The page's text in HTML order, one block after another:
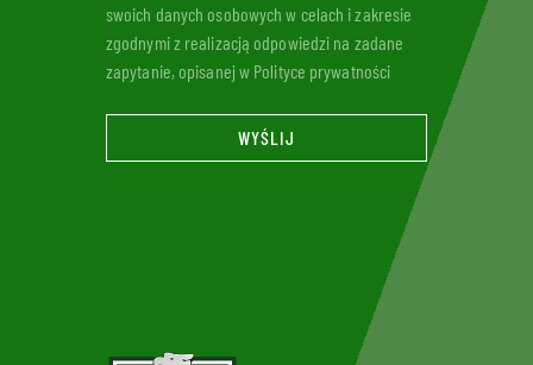
swoich danych osobowych w celach i zakresie
zgodnymi z realizacją odpowiedzi na zadane
zapytanie, opisanej w Polityce prywatności
WYŚLIJ